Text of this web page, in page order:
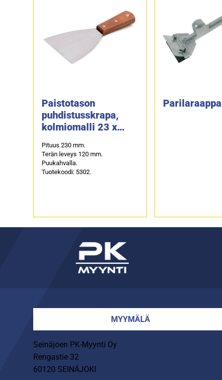
Paistotason
puhdistusskrapa,
kolmiomalli 23 x
Pituus 230 mm.
Terän leveys 120 mm.
Puukahvalla.
Tuotekoodi: 5302.
Parilaraappa
MYYMÄLÄ
Seinäjoen PK-Myynti Oy
Rengastie 32
60120 SEINÄJOKI